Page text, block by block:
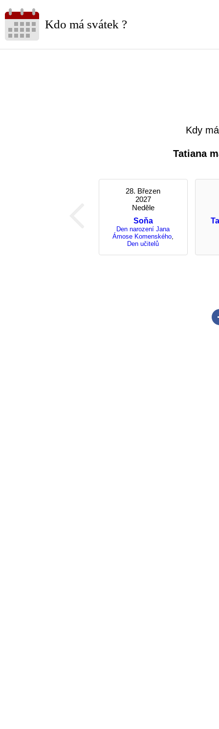
Kdo má svátek ?
Kdy
Tatiana
28. Březen
2027
Neděle
Soňa
Den narození Jana
Ámose Komenského,
Den učitelů